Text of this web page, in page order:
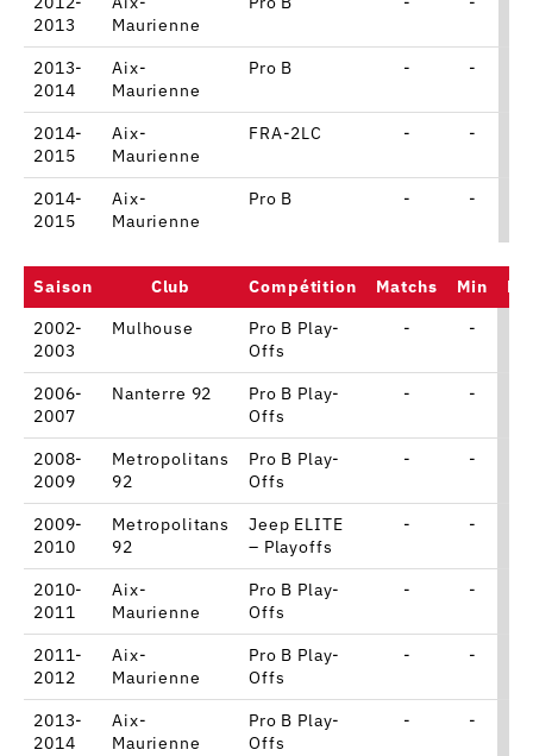
2013
Maurienne
2013-
2014
Aix-
Maurienne
Pro B - -
2014-
2015
Aix-
Maurienne
FRA-2LC - -
2014-
2015
Aix-
Maurienne
Pro B - -
Saison Club Compétition Matchs Min
2002-
2003
Mulhouse
Pro B Play-
Offs
- -
2006-
2007
Nanterre 92
Pro B Play-
Offs
- -
2008-
2009
Metropolitans
92
Pro B Play-
Offs
- -
2009-
2010
Metropolitans
92
Jeep ELITE
– Playoffs
- -
2010-
2011
Aix-
Maurienne
Pro B Play-
Offs
- -
2011-
2012
Aix-
Maurienne
Pro B Play-
Offs
- -
2013-
2014
Aix-
Maurienne
Pro B Play-
Offs
- -